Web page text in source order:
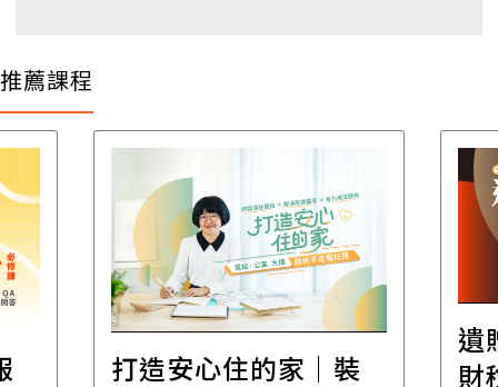
推薦課程
打造安心住的家｜裝
遺
財